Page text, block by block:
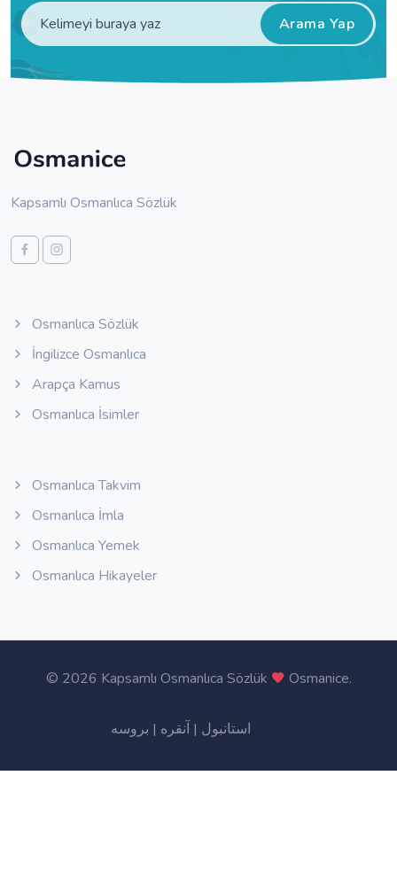
Arama Yap
Kapsamlı Osmanlıca Sözlük
Osmanlıca Sözlük
İngilizce Osmanlıca
Arapça Kamus
Osmanlıca İsimler
Osmanlıca Takvim
Osmanlıca İmla
Osmanlıca Yemek
Osmanlıca Hikayeler
© 2026 Kapsamlı Osmanlıca Sözlük Osmanice.
استانبول | آنقره | بروسه